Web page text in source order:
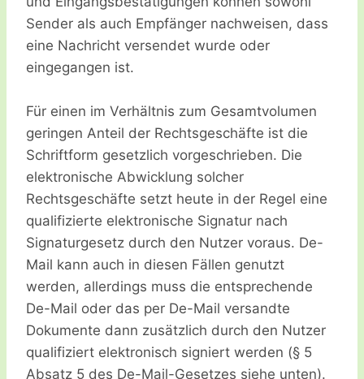
Sender als auch Empfänger nachweisen, dass
eine Nachricht versendet wurde oder
eingegangen ist.
Für einen im Verhältnis zum Gesamtvolumen
geringen Anteil der Rechtsgeschäfte ist die
Schriftform gesetzlich vorgeschrieben. Die
elektronische Abwicklung solcher
Rechtsgeschäfte setzt heute in der Regel eine
qualifizierte elektronische Signatur nach
Signaturgesetz durch den Nutzer voraus. De-
Mail kann auch in diesen Fällen genutzt
werden, allerdings muss die entsprechende
De-Mail oder das per De-Mail versandte
Dokumente dann zusätzlich durch den Nutzer
qualifiziert elektronisch signiert werden (§ 5
Absatz 5 des De-Mail-Gesetzes siehe unten).